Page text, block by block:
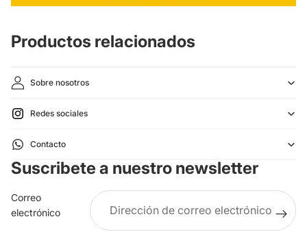
Productos relacionados
Sobre nosotros
Redes sociales
Contacto
Suscribete a nuestro newsletter
Correo
electrónico
Política de privacidad
Términos del servicio
Aviso legal
Información de contacto